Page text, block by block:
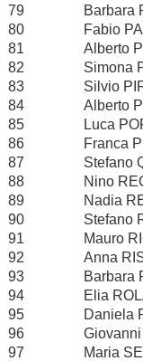
79
Barbara
80
Fabio
81
Alberto
82
Simona
83
Silvio
84
Alberto
85
Luca
86
Franca
87
Stefano
88
Nino
89
Nadia
90
Stefano
91
Mauro
92
Anna
93
Barbara
94
Elia
95
Daniela
96
97
Maria